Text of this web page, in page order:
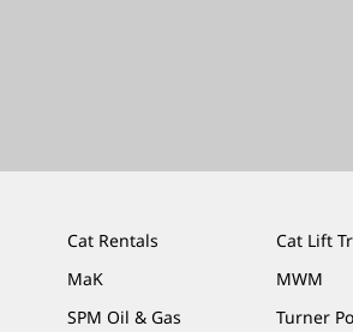
Cat Rentals
Cat Lift
MaK
MWM
SPM Oil & Gas
Turner